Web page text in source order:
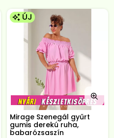
ÚJ
Mirage Szenegál gyűrt
gumis derekú ruha,
babarózsaszín